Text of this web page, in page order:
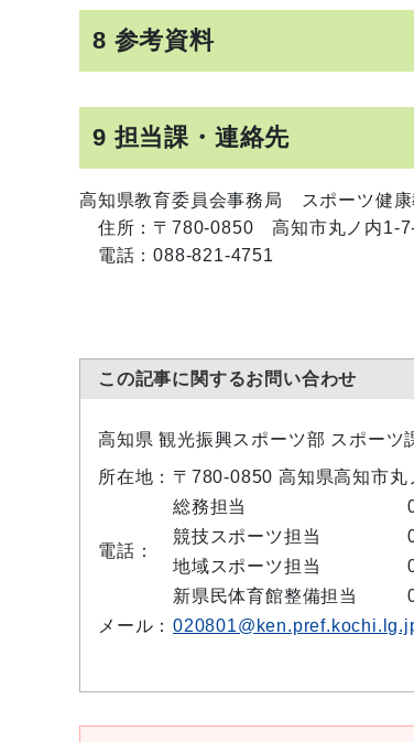
8 参考資料
9 担当課・連絡先
高知県教育委員会事務局 スポーツ健康
住所：〒780-0850 高知市丸ノ内1-
電話：088-821-4751
この記事に関するお問い合わせ
高知県 観光振興スポーツ部 スポーツ
所在地： 〒780-0850 高知県高知市
電話：
総務担当
競技スポーツ担当
地域スポーツ担当
新県民体育館整備担当
メール：